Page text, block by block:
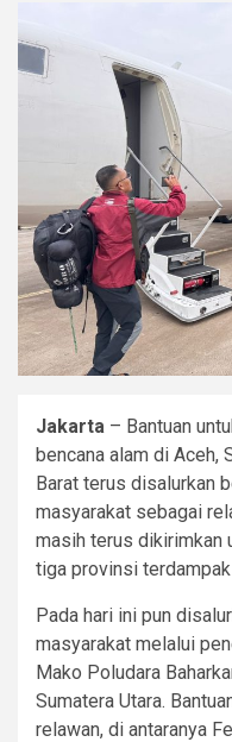
Jakarta – Bantuan
bencana alam di Aceh,
Barat terus disalurkan
masyarakat sebagai
masih terus dikirimkan
tiga provinsi
Pada hari ini pun
masyarakat melalui
Mako Poludara
Sumatera Utara.
relawan, di antaranya